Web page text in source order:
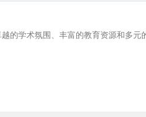
的学术氛围、丰富的教育资源和多元